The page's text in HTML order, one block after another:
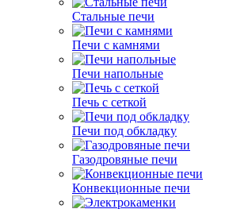
Стальные печи
Печи с камнями
Печи напольные
Печь с сеткой
Печи под обкладку
Газодровяные печи
Конвекционные печи